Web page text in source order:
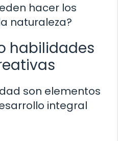
hacer los
naturaleza?
habilidades
son elementos
integral